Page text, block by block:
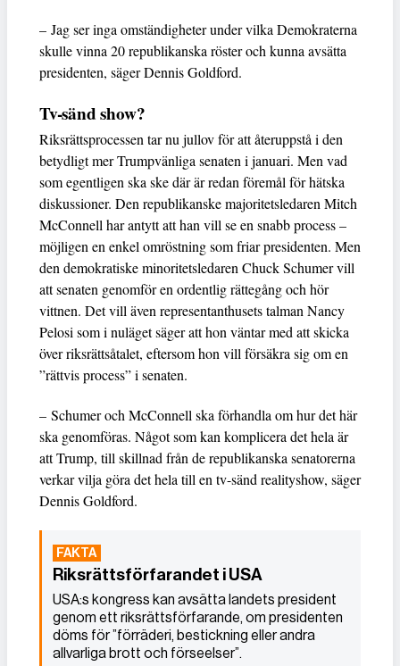
– Jag ser inga omständigheter under vilka Demokraterna
skulle vinna 20 republikanska röster och kunna avsätta
presidenten, säger Dennis Goldford.
Tv-sänd show?
Riksrättsprocessen tar nu jullov för att återuppstå i den
betydligt mer Trumpvänliga senaten i januari. Men vad
som egentligen ska ske där är redan föremål för hätska
diskussioner. Den republikanske majoritetsledaren Mitch
McConnell har antytt att han vill se en snabb process –
möjligen en enkel omröstning som friar presidenten. Men
den demokratiske minoritetsledaren Chuck Schumer vill
att senaten genomför en ordentlig rättegång och hör
vittnen. Det vill även representanthusets talman Nancy
Pelosi som i nuläget säger att hon väntar med att skicka
över riksrättsåtalet, eftersom hon vill försäkra sig om en
”rättvis process” i senaten.
– Schumer och McConnell ska förhandla om hur det här
ska genomföras. Något som kan komplicera det hela är
att Trump, till skillnad från de republikanska senatorerna
verkar vilja göra det hela till en tv-sänd realityshow, säger
Dennis Goldford.
Riksrättsförfarandet i USA
USA:s kongress kan avsätta landets president
genom ett riksrättsförfarande, om presidenten
döms för ”förräderi, bestickning eller andra
allvarliga brott och förseelser”.